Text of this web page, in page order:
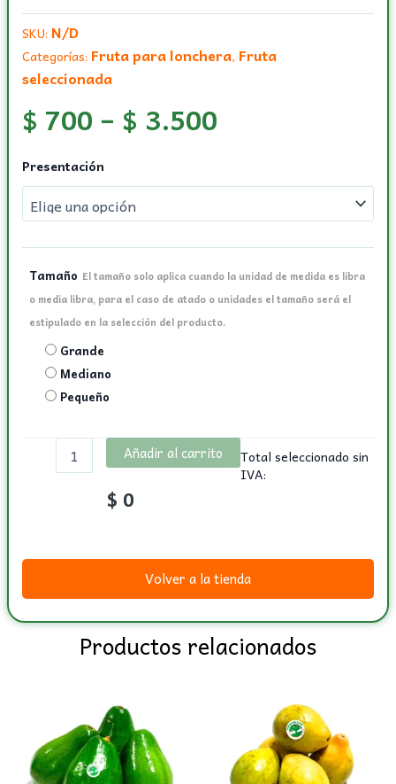
SKU: N/D
Categorías: Fruta para lonchera, Fruta
seleccionada
$ 700 – $ 3.500
Presentación
Tamaño El tamaño solo aplica cuando la unidad de medida es libra
o media libra, para el caso de atado o unidades el tamaño será el
estipulado en la selección del producto.
Grande
Mediano
Pequeño
Manzana
cantidad
Añadir al carrito
Total seleccionado sin
IVA:
$ 0
Volver a la tienda
Productos relacionados